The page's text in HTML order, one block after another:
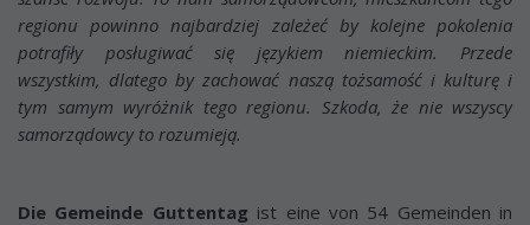
regionu powinno najbardziej zależeć by kolejne pokolenia
potrafiły posługiwać się językiem niemieckim. Przede
wszystkim, dlatego by zachować naszą tożsamość i kulturę i
tym samym wyróżnik tego regionu. Szkoda, że nie wszyscy
samorządowcy to rozumieją.
Die Gemeinde Guttentag ist eine von 54 Gemeinden in